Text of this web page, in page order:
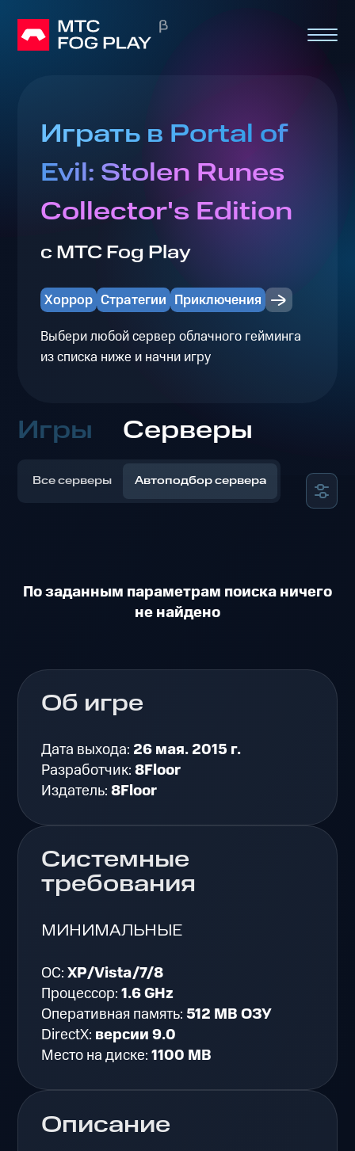
Играть в Portal of
Evil: Stolen Runes
Collector's Edition
с МТС Fog Play
Хоррор Стратегии Приключения
Выбери любой сервер облачного гейминга
из списка ниже и начни игру
Игры Серверы
Все серверы Автоподбор сервера
По заданным параметрам поиска ничего
не найдено
Описание
Об игре
Дата выхода: 26 мая. 2015 г.
Разработчик:8Floor
Издатель:8Floor
Системные
требования
МИНИМАЛЬНЫЕ
ОС:XP/Vista/7/8
Процессор:1.6 GHz
Оперативная память:512 MB ОЗУ
DirectX: версии 9.0
Место на диске:1100 MB